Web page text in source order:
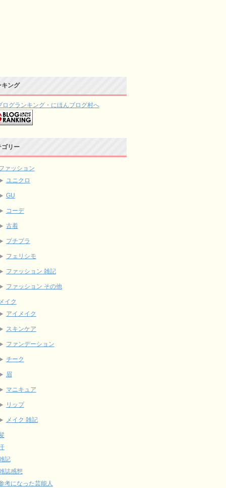
キング
ゴリー
ァッション
ユニクロ
GU
コーデ
古着
プチプラ
フェリシモ
ファッション 雑記
ファッション その他
イク
アイメイク
スキンケア
ファンデーション
チーク
眉
マニキュア
リップ
メイク 雑記
記
誌感想
考になった芸能人